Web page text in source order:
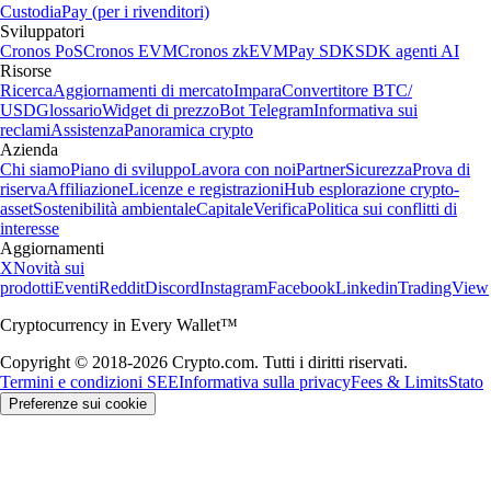
CustodiaPay (per i rivenditori)
Sviluppatori
Cronos PoSCronos EVMCronos zkEVMPay SDKSDK agenti AI
Risorse
RicercaAggiornamenti di mercatoImparaConvertitore BTC/
USDGlossarioWidget di prezzoBot TelegramInformativa sui
reclamiAssistenzaPanoramica crypto
Azienda
Chi siamoPiano di sviluppoLavora con noiPartnerSicurezzaProva di
riservaAffiliazioneLicenze e registrazioniHub esplorazione crypto-
assetSostenibilità ambientaleCapitaleVerificaPolitica sui conflitti di
interesse
Aggiornamenti
XNovità sui
prodottiEventiRedditDiscordInstagramFacebookLinkedinTradingView
Cryptocurrency in Every Wallet™
Copyright © 2018-2026 Crypto.com. Tutti i diritti riservati.
Termini e condizioni SEEInformativa sulla privacyFees & LimitsStato
Preferenze sui cookie